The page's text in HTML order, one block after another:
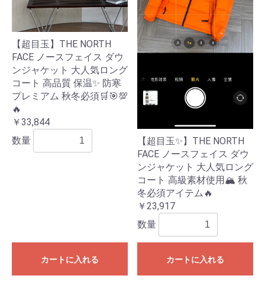
【超目玉】THE NORTH
FACE ノースフェイス ダウ
ンジャケット 大人気ロング
コート 高品質 保温✨ 防寒
プレミアム 秋冬必須🛒🎯💯
🔥
￥33,844
数量
カートに入れる
【超目玉✨】THE NORTH
FACE ノースフェイス ダウ
ンジャケット 大人気ロング
コート 高級素材使用🏔️ 秋
冬必須アイテム🔥
￥23,917
数量
カートに入れる